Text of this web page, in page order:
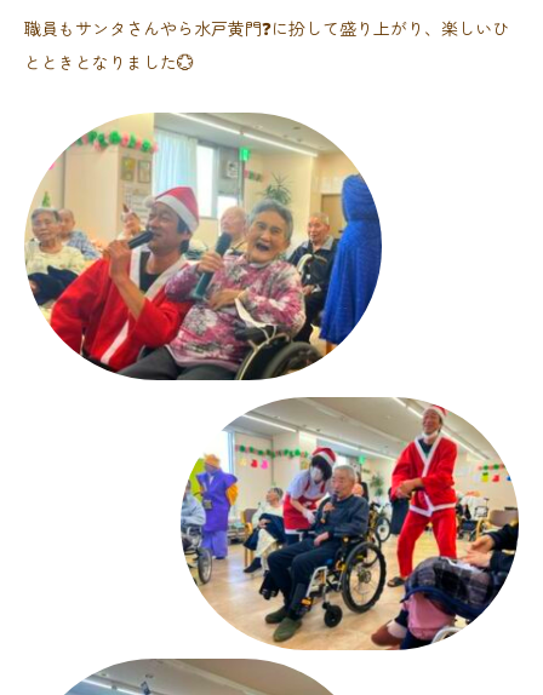
職員もサンタさんやら水戸黄門❓に扮して盛り上がり、楽しいひ
とときとなりました💮